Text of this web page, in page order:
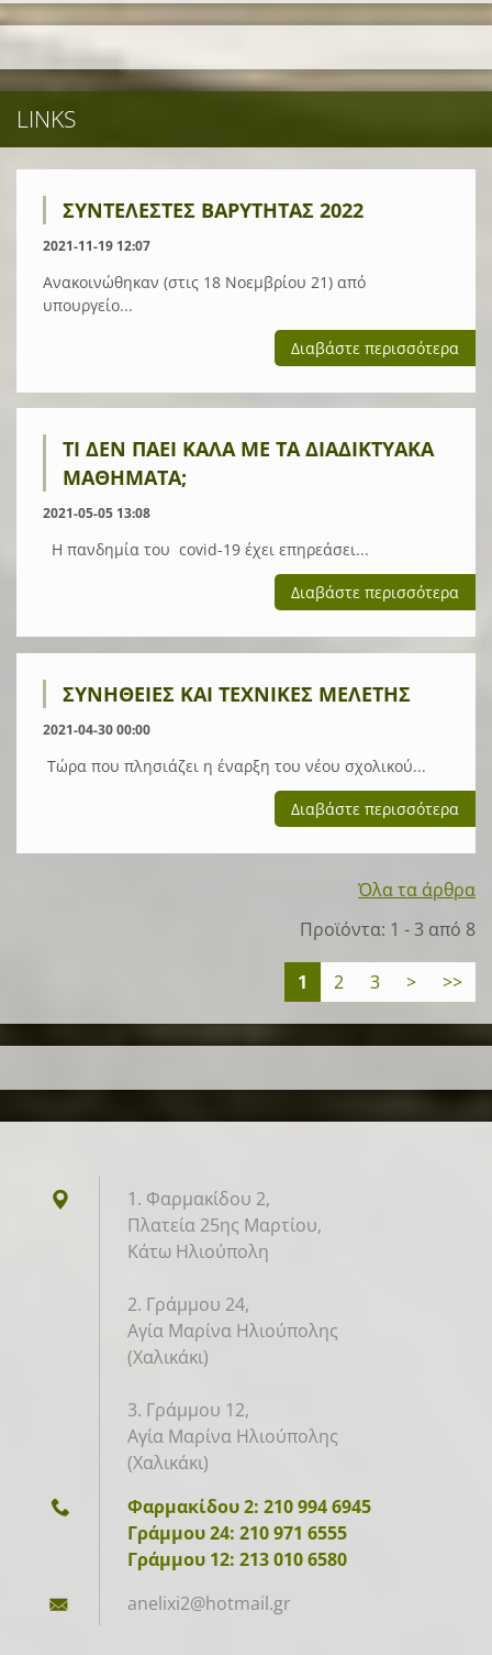
LINKS
ΣΥΝΤΕΛΕΣΤΕΣ ΒΑΡΥΤΗΤΑΣ 2022
2021-11-19 12:07
Ανακοινώθηκαν (στις 18 Νοεμβρίου 21) από
υπουργείο...
Διαβάστε περισσότερα
ΤΙ ΔΕΝ ΠΆΕΙ ΚΑΛΆ ΜΕ ΤΑ ΔΙΑΔΙΚΤΥΑΚΆ
ΜΑΘΉΜΑΤΑ;
2021-05-05 13:08
Η πανδημία του covid-19 έχει επηρεάσει...
Διαβάστε περισσότερα
ΣΥΝΉΘΕΙΕΣ ΚΑΙ ΤΕΧΝΙΚΈΣ ΜΕΛΈΤΗΣ
2021-04-30 00:00
Τώρα που πλησιάζει η έναρξη του νέου σχολικού...
Διαβάστε περισσότερα
Όλα τα άρθρα
Προϊόντα: 1 - 3 από 8
1 2 3 > >>
1. Φαρμακίδου 2,
Πλατεία 25ης Μαρτίου,
Κάτω Ηλιούπολη
2. Γράμμου 24,
Αγία Μαρίνα Ηλιούπολης
(Χαλικάκι)
3. Γράμμου 12,
Αγία Μαρίνα Ηλιούπολης
(Χαλικάκι)
Φαρμακίδου 2: 210 994 6945
Γράμμου 24: 210 971 6555
Γράμμου 12: 213 010 6580
anelixi2@hotmail.gr